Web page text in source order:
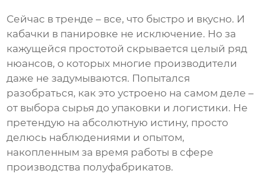
Сейчас в тренде – все, что быстро и вкусно. И
кабачки в панировке не исключение. Но за
кажущейся простотой скрывается целый ряд
нюансов, о которых многие производители
даже не задумываются. Попытался
разобраться, как это устроено на самом деле –
от выбора сырья до упаковки и логистики. Не
претендую на абсолютную истину, просто
делюсь наблюдениями и опытом,
накопленным за время работы в сфере
производства полуфабрикатов.